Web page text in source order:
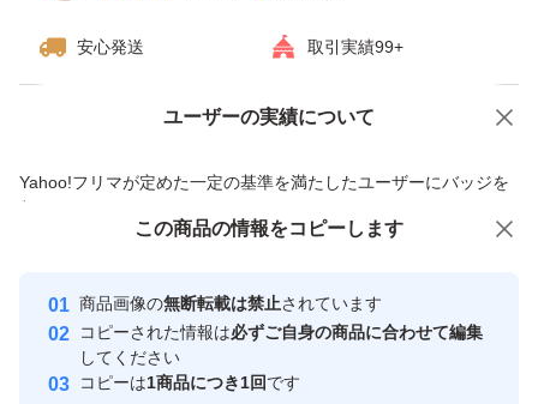
★多数の多肉商品を同梱の場合、
送料一回分のみで専用ぺ－ジを出せます、
同梱要望が購入する前に相談してください、
★カット苗です、根は検疫の為カット洗浄，乾燥されてい
安心発送 取引実績99+
ユーザーの実績について
Yahoo!フリマが定めた一定の基準を満たしたユーザーにバッジを
付与しています
安心取引出品者
心・安全なユーザーです
取引実績
価格の相談 商品への質問
この商品の情報をコピーします
商品画像の無断転載は禁止されています
コピーされた情報は必ずご自身の商品に合わせて編集
してください
コピーは1商品につき1回です
この商品をみている人にオススメ